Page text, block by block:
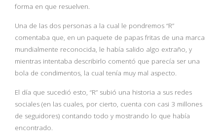
forma en que resuelven.
Una de las dos personas a la cual le pondremos “R”
comentaba que, en un paquete de papas fritas de una marca
mundialmente reconocida, le había salido algo extraño, y
mientras intentaba describirlo comentó que parecía ser una
bola de condimentos, la cual tenía muy mal aspecto.
El día que sucedió esto, “R” subió una historia a sus redes
sociales (en las cuales, por cierto, cuenta con casi 3 millones
de seguidores) contando todo y mostrando lo que había
encontrado.